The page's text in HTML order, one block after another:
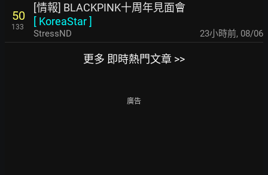
50
133
[情報] BLACKPINK十周年見面會
[ KoreaStar]
StressND 23小時前, 08/06
更多 即時熱門文章 >>
廣告